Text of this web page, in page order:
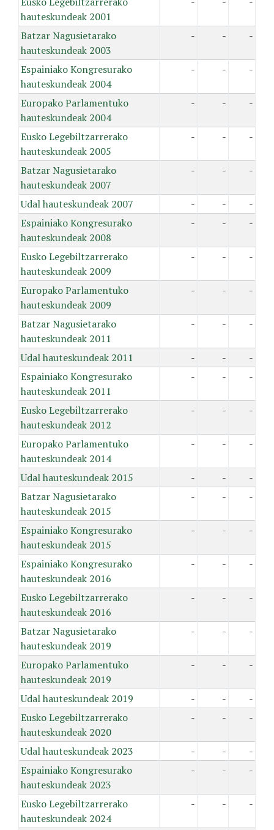
hauteskundeak 2001
Batzar Nagusietarako
hauteskundeak 2003
- - -
Espainiako Kongresurako
hauteskundeak 2004
- - -
Europako Parlamentuko
hauteskundeak 2004
- - -
Eusko Legebiltzarrerako
hauteskundeak 2005
- - -
Batzar Nagusietarako
hauteskundeak 2007
- - -
Udal hauteskundeak 2007 - -
-
Espainiako Kongresurako
hauteskundeak 2008
- - -
Eusko Legebiltzarrerako
hauteskundeak 2009
- - -
Europako Parlamentuko
hauteskundeak 2009
- - -
Batzar Nagusietarako
hauteskundeak 2011
- - -
Udal hauteskundeak 2011 - -
-
Espainiako Kongresurako
hauteskundeak 2011
- - -
Eusko Legebiltzarrerako
hauteskundeak 2012
- - -
Europako Parlamentuko
hauteskundeak 2014
- - -
Udal hauteskundeak 2015 - -
-
Batzar Nagusietarako
hauteskundeak 2015
- - -
Espainiako Kongresurako
hauteskundeak 2015
- - -
Espainiako Kongresurako
hauteskundeak 2016
- - -
Eusko Legebiltzarrerako
hauteskundeak 2016
- - -
Batzar Nagusietarako
hauteskundeak 2019
- - -
Europako Parlamentuko
hauteskundeak 2019
- - -
Udal hauteskundeak 2019 - -
-
Eusko Legebiltzarrerako
hauteskundeak 2020
- - -
Udal hauteskundeak 2023 - -
-
Espainiako Kongresurako
hauteskundeak 2023
- - -
Eusko Legebiltzarrerako
hauteskundeak 2024
- - -